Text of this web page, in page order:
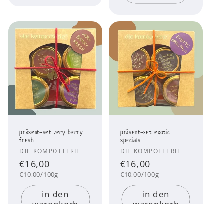
präsent-set very berry
fresh
Anbieter:
DIE KOMPOTTERIE
Normaler
Preis
€16,00
Grundpreis
€10,00/100g
in den
präsent-set exotic
specials
Anbieter:
DIE KOMPOTTERIE
Normaler
Preis
€16,00
Grundpreis
€10,00/100g
in den